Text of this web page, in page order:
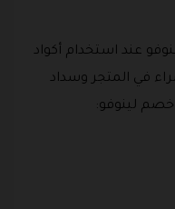
عند استخدام أكواد
في المتجر وسداد
خصم لينوفو: